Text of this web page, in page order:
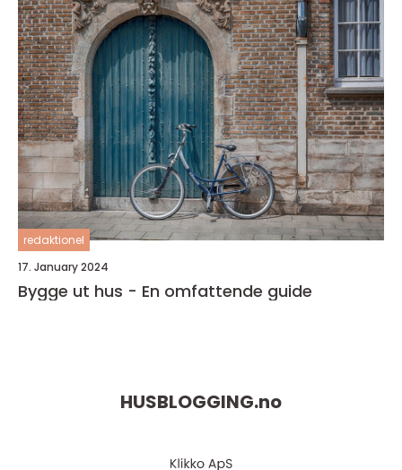
redaktionel
17. January 2024
Bygge ut hus - En omfattende guide
HUSBLOGGING.no